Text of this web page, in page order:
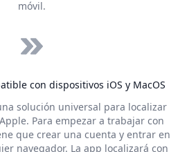
móvil.
con dispositivos iOS y MacOS
solución universal para localizar
Para empezar a trabajar con
que crear una cuenta y entrar en
navegador. La app localizará con